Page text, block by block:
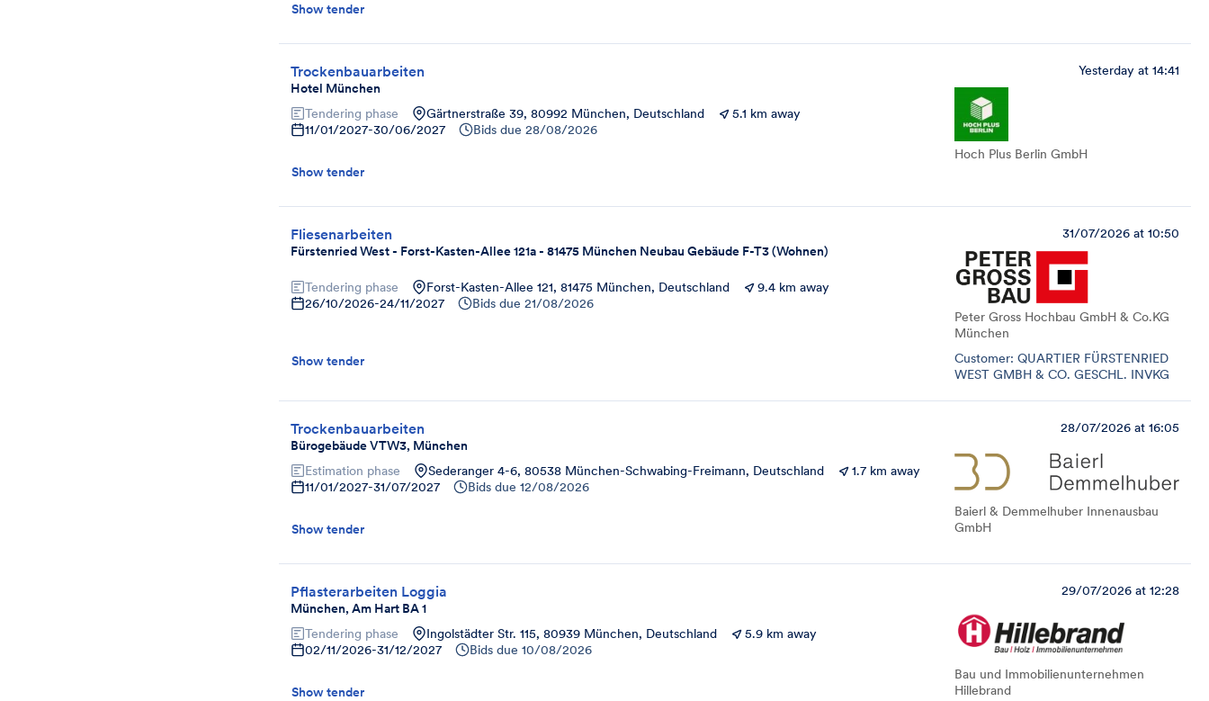
Show tender
Trockenbauarbeiten
Hotel München
Yesterday at 14:41
Tendering phase Gärtnerstraße 39, 80992 München, Deutschland
5.1 km away
11/01/2027-30/06/2027 Bids due 28/08/2026
Hoch Plus Berlin GmbH
Show tender
Fliesenarbeiten
Fürstenried West - Forst-Kasten-Allee 121a - 81475 München Neubau Gebäude F-T3 (Wohnen)
31/07/2026 at 10:50
Tendering phase Forst-Kasten-Allee 121, 81475 München, Deutschland
9.4 km away
26/10/2026-24/11/2027 Bids due 21/08/2026
Peter Gross Hochbau GmbH & Co.KG
München
Customer: QUARTIER FÜRSTENRIED
WEST GMBH & CO. GESCHL. INVKG
Show tender
Trockenbauarbeiten
Bürogebäude VTW3, München
28/07/2026 at 16:05
Estimation phase Sederanger 4-6, 80538 München-Schwabing-Freimann, Deutschland
1.7 km away
11/01/2027-31/07/2027 Bids due 12/08/2026
Baierl & Demmelhuber Innenausbau
GmbH
Show tender
Pflasterarbeiten Loggia
München, Am Hart BA 1
29/07/2026 at 12:28
Tendering phase Ingolstädter Str. 115, 80939 München, Deutschland
5.9 km away
02/11/2026-31/12/2027 Bids due 10/08/2026
Bau und Immobilienunternehmen
Hillebrand
Show tender